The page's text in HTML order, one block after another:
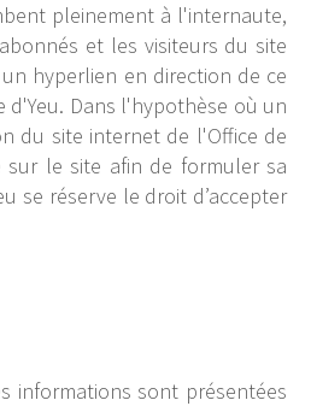
pleinement à l'internaute,
et les visiteurs du site
hyperlien en direction de ce
Dans l'hypothèse où un
du site internet de l'Office de
sur le site afin de formuler sa
se réserve le droit d’accepter
informations sont présentées